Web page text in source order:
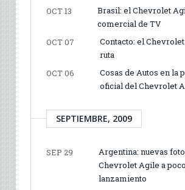
OCT 13
Brasil: el Chevrolet
comercial de TV
OCT 07
Contacto: el
ruta
OCT 06
Cosas de Autos en la
oficial del Chevrolet
SEPTIEMBRE, 2009
SEP 29
Argentina: nuevas
Chevrolet Agile a
lanzamiento